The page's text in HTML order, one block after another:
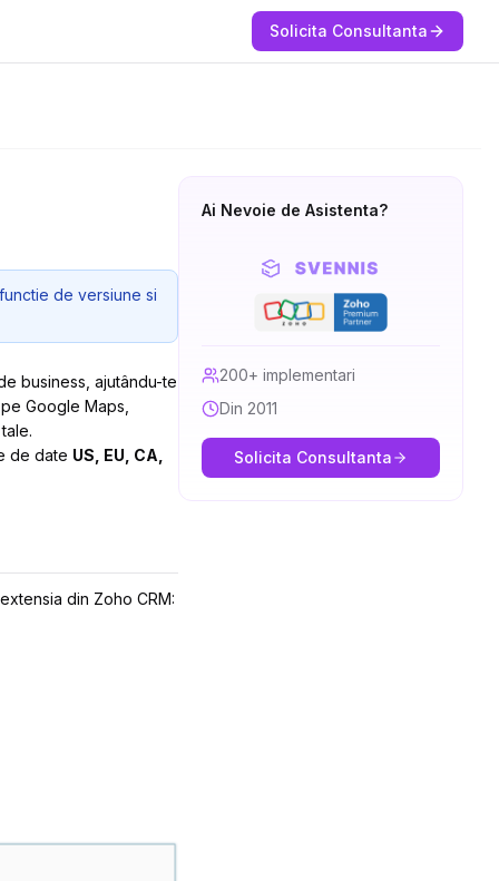
Solicita Consultanta
de versiune si
business, ajutându-te
Google Maps,
de date US, EU , CA,
din Zoho CRM:
Ai Nevoie de Asistenta?
200+ implementari
Din 2011
Solicita Consultanta